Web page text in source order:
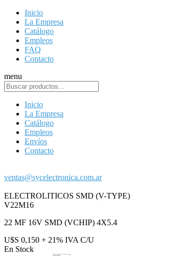
Inicio
La Empresa
Catálogo
Empleos
FAQ
Contacto
menu
Inicio
La Empresa
Catálogo
Empleos
Envíos
Contacto
ventas@sycelectronica.com.ar
ELECTROLITICOS SMD (V-TYPE)
V22M16
22 MF 16V SMD (VCHIP) 4X5.4
U$S 0,150 + 21% IVA C/U
En Stock